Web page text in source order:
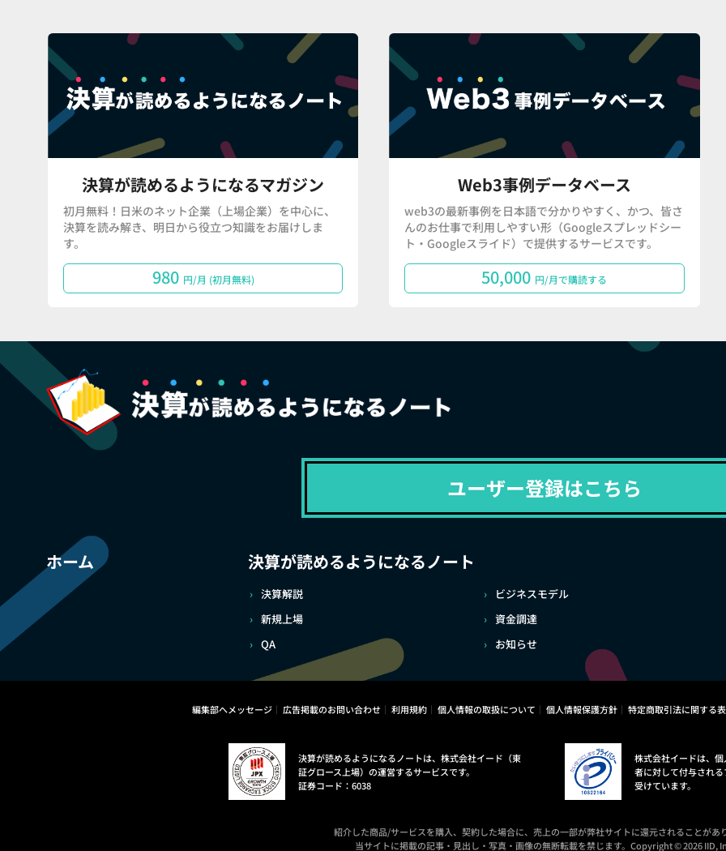
決算が読めるようになるマガジン
初月無料！日米のネット企業（上場企業）を中心に、
決算を読み解き、明日から役立つ知識をお届けしま
す。
980 円/月 (初月無料)
Web3事例データベース
web3の最新事例を日本語で分かりやすく、かつ、皆さ
んのお仕事で利用しやすい形（Googleスプレッドシー
ト・Googleスライド）で提供するサービスです。
50,000 円/月で購読する
ユーザー登録はこちら
ホーム 決算が読めるようになるノート
決算解説
ビジネスモデル
新規上場
資金調達
QA
お知らせ
編集部へメッセージ 広告掲載のお問い合わせ 利用規約 個人情報の取扱について 個人情報保護方針 特定商取引法に関する
決算が読めるようになるノートは、株式会社イード（東
証グロース上場）の運営するサービスです。
証券コード：6038
株式会社イードは、
者に対して付与され
受けています。
紹介した商品/サービスを購入、契約した場合に、売上の一部が弊社サイトに還元されることがあ
当サイトに掲載の記事・見出し・写真・画像の無断転載を禁じます。Copyright © 2026 IID,